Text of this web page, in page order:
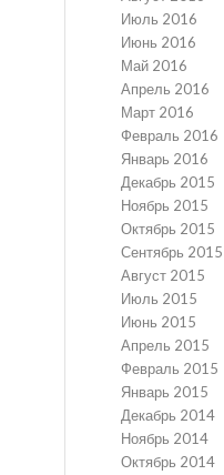
Июль 2016
Июнь 2016
Май 2016
Апрель 2016
Март 2016
Февраль 2016
Январь 2016
Декабрь 2015
Ноябрь 2015
Октябрь 2015
Сентябрь 2015
Август 2015
Июль 2015
Июнь 2015
Апрель 2015
Февраль 2015
Январь 2015
Декабрь 2014
Ноябрь 2014
Октябрь 2014